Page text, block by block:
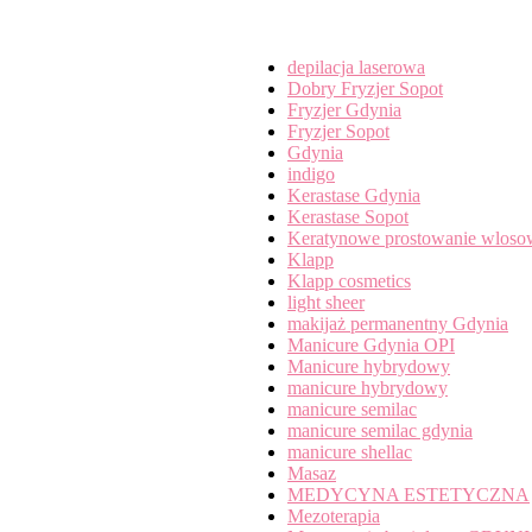
depilacja laserowa
Dobry Fryzjer Sopot
Fryzjer Gdynia
Fryzjer Sopot
Gdynia
indigo
Kerastase Gdynia
Kerastase Sopot
Keratynowe prostowanie
Klapp
Klapp cosmetics
light sheer
makijaż permanentny Gdynia
Manicure Gdynia OPI
Manicure hybrydowy
manicure hybrydowy
manicure semilac
manicure semilac gdynia
manicure shellac
Masaz
MEDYCYNA ESTETYCZNA
Mezoterapia